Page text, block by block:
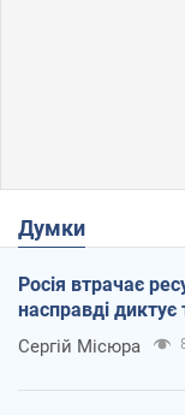
Думки
Росія втрачає
насправді диктує
Сергій Місюра